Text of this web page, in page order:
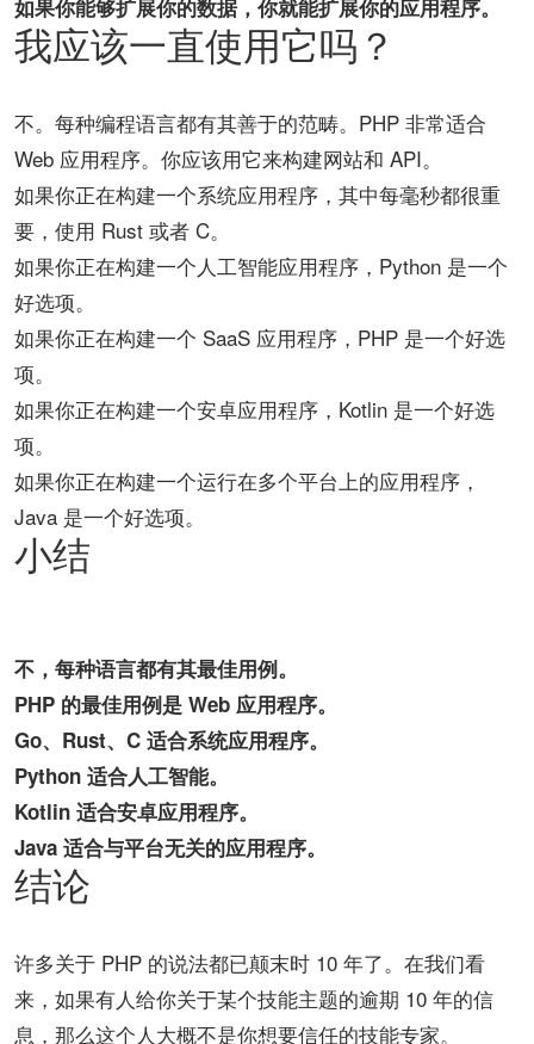
如果你能够扩展你的数据，你就能扩展你的应用程序。
我应该一直使用它吗？
不。每种编程语言都有其善于的范畴。PHP 非常适合
Web 应用程序。你应该用它来构建网站和 API。
如果你正在构建一个系统应用程序，其中每毫秒都很重
要，使用 Rust 或者 C。
如果你正在构建一个人工智能应用程序，Python 是一个
好选项。
如果你正在构建一个 SaaS 应用程序，PHP 是一个好选
项。
如果你正在构建一个安卓应用程序，Kotlin 是一个好选
项。
如果你正在构建一个运行在多个平台上的应用程序，
Java 是一个好选项。
小结
不，每种语言都有其最佳用例。
PHP 的最佳用例是 Web 应用程序。
Go、Rust、C 适合系统应用程序。
Python 适合人工智能。
Kotlin 适合安卓应用程序。
Java 适合与平台无关的应用程序。
结论
许多关于 PHP 的说法都已颠末时 10 年了。在我们看
来，如果有人给你关于某个技能主题的逾期 10 年的信
息，那么这个人大概不是你想要信任的技能专家。